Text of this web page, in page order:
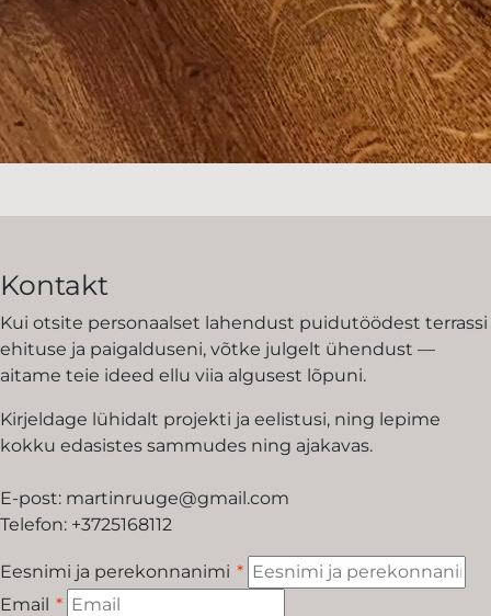
Kontakt
Kui otsite personaalset lahendust puidutöödest terrassi
ehituse ja paigalduseni, võtke julgelt ühendust —
aitame teie ideed ellu viia algusest lõpuni.
Kirjeldage lühidalt projekti ja eelistusi, ning lepime
kokku edasistes sammudes ning ajakavas.
E-post: martinruuge@gmail.com
Telefon: +3725168112
Eesnimi ja perekonnanimi *
Email *